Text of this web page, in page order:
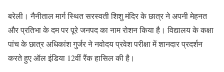
बरेली। नैनीताल मार्ग स्थित सरस्वती शिशु मंदिर के छात्र ने अपनी मेहनत
और प्रतिभा के दम पर पूरे जनपद का नाम रोशन किया है। विद्यालय के कक्षा
पांच के छात्र अधिकांश गुर्जर ने नवोदय प्रवेश परीक्षा में शानदार प्रदर्शन
करते हुए ऑल इंडिया 12वीं रैंक हासिल की है।